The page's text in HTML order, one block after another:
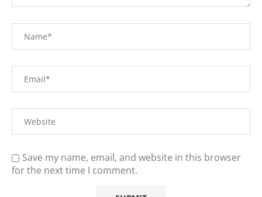
Save my name, email, and website in this browser
for the next time I comment.